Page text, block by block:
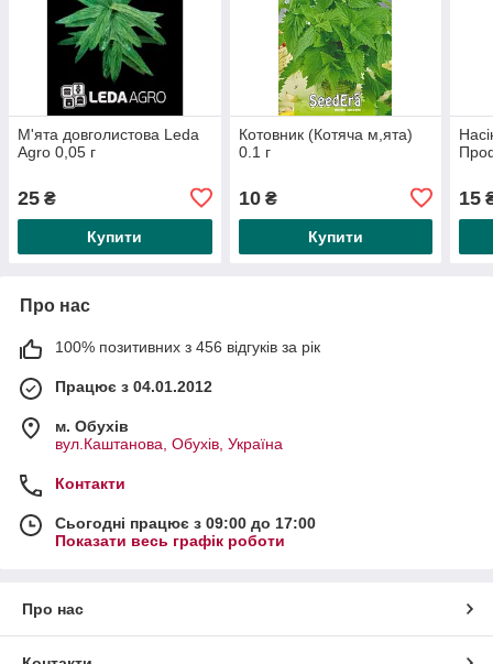
М'ята довголистова Leda
Agro 0,05 г
25 ₴
Купити
Котовник (Котяча м,ята)
0.1 г
10₴
Купити
15
Про нас
100% позитивних з 456 відгуків за рік
Працює з 04.01.2012
м. Обухів
вул.Каштанова, Обухів, Україна
Контакти
Сьогодні працює з 09:00 до 17:00
Показати весь графік роботи
Про нас